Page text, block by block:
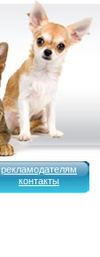
рекламодателям
контакты